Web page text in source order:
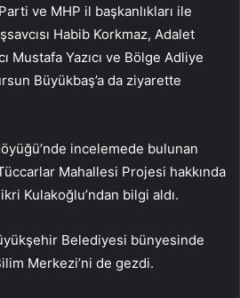
ve MHP il başkanlıkları ile
Habib Korkmaz, Adalet
Mustafa Yazıcı ve Bölge Adliye
Büyükbaş’a da ziyarette
incelemede bulunan
Mahallesi Projesi hakkında
Kulakoğlu’ndan bilgi aldı.
Belediyesi bünyesinde
Merkezi’ni de gezdi.